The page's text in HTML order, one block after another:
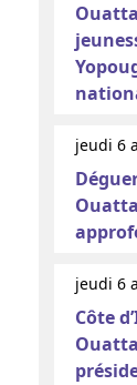
jeudi 6
jeudi 6
Côte